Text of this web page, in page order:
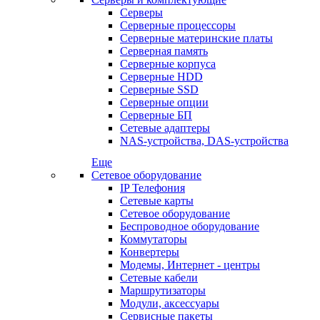
Серверы
Серверные процессоры
Серверные материнские платы
Серверная память
Серверные корпуса
Серверные HDD
Серверные SSD
Серверные опции
Серверные БП
Сетевые адаптеры
NAS-устройства, DAS-устройства
Еще
Сетевое оборудование
IP Телефония
Сетевые карты
Сетевое оборудование
Беспроводное оборудование
Коммутаторы
Конвертеры
Модемы, Интернет - центры
Сетевые кабели
Маршрутизаторы
Модули, аксессуары
Сервисные пакеты